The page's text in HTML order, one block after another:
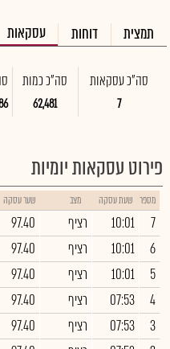
תמצית דוחות עסקאות
סה"כ עסקאות
7
סה"כ כמות
62,481
פירוט עסקאות יומיות
מספר שעת עסקה מצב שער עסקה
7
10:01 רציף 97.40
6
10:01 רציף 97.40
5
10:01 רציף 97.40
4
07:53 רציף 97.40
3
07:53 רציף 97.40